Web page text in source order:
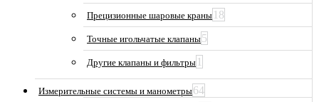
Прецизионные шаровые краны 18
Точные игольчатые клапаны5
Другие клапаны и фильтры 1
Измерительные системы и манометры64